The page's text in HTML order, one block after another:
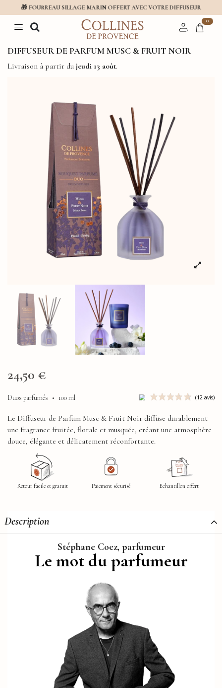
🎁 FOURREAU SILLAGE MARIN OFFERT AVEC VOTRE DIFFUSEUR
0
DIFFUSEUR DE PARFUM MUSC & FRUIT NOIR
Livraison à partir du jeudi 13 août.
24,50 €
Duos parfumés • 100 ml
Le Diffuseur de Parfum Musc & Fruit Noir diffuse durablement
une fragrance fruitée, florale et musquée, créant une atmosphère
douce, élégante et délicatement réconfortante.
Retour facile et gratuit Paiement sécurisé Echantillon offert
Description
Stéphane Coez, parfumeur
Le mot du parfumeur